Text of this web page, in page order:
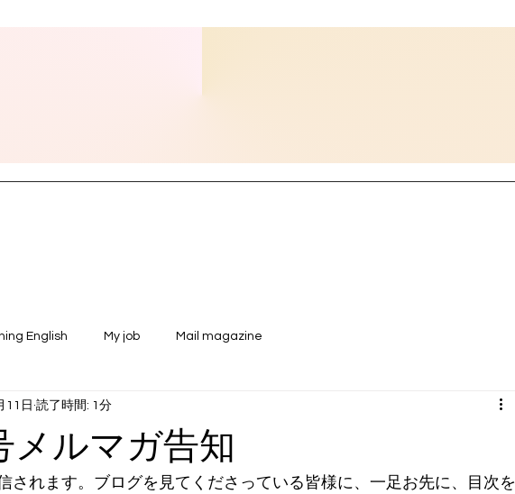
English My job Mail magazine
メルマガ告知
11日 読了時間: 1分
されます。ブログを見てくださっている皆様に、一足お先に、目次を